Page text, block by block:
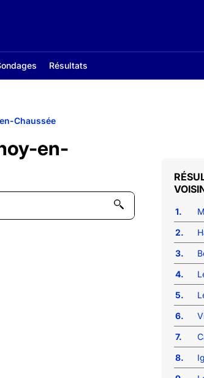
Résultats
Chaussée
en-
1.
2.
3.
4.
5.
6.
7.
8.